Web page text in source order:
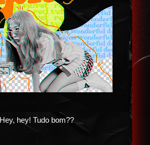
Hey, hey! Tudo bom??